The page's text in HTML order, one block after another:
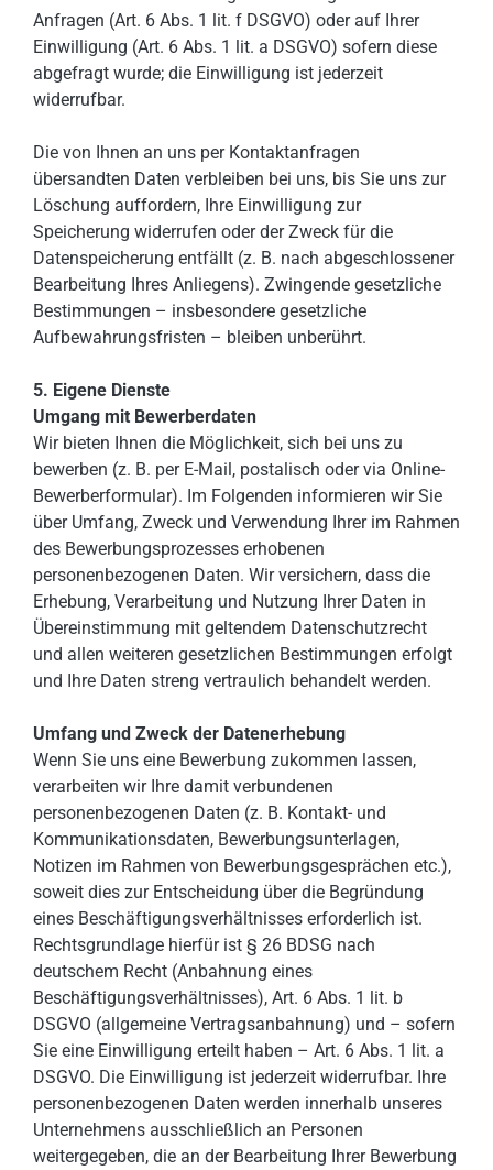
Anfragen (Art. 6 Abs. 1 lit. f DSGVO) oder auf Ihrer
Einwilligung (Art. 6 Abs. 1 lit. a DSGVO) sofern diese
abgefragt wurde; die Einwilligung ist jederzeit
widerrufbar.
Die von Ihnen an uns per Kontaktanfragen
übersandten Daten verbleiben bei uns, bis Sie uns zur
Löschung auffordern, Ihre Einwilligung zur
Speicherung widerrufen oder der Zweck für die
Datenspeicherung entfällt (z. B. nach abgeschlossener
Bearbeitung Ihres Anliegens). Zwingende gesetzliche
Bestimmungen – insbesondere gesetzliche
Aufbewahrungsfristen – bleiben unberührt.
5. Eigene Dienste
Umgang mit Bewerberdaten
Wir bieten Ihnen die Möglichkeit, sich bei uns zu
bewerben (z. B. per E-Mail, postalisch oder via Online-
Bewerberformular). Im Folgenden informieren wir Sie
über Umfang, Zweck und Verwendung Ihrer im Rahmen
des Bewerbungsprozesses erhobenen
personenbezogenen Daten. Wir versichern, dass die
Erhebung, Verarbeitung und Nutzung Ihrer Daten in
Übereinstimmung mit geltendem Datenschutzrecht
und allen weiteren gesetzlichen Bestimmungen erfolgt
und Ihre Daten streng vertraulich behandelt werden.
Umfang und Zweck der Datenerhebung
Wenn Sie uns eine Bewerbung zukommen lassen,
verarbeiten wir Ihre damit verbundenen
personenbezogenen Daten (z. B. Kontakt- und
Kommunikationsdaten, Bewerbungsunterlagen,
Notizen im Rahmen von Bewerbungsgesprächen etc.),
soweit dies zur Entscheidung über die Begründung
eines Beschäftigungsverhältnisses erforderlich ist.
Rechtsgrundlage hierfür ist § 26 BDSG nach
deutschem Recht (Anbahnung eines
Beschäftigungsverhältnisses), Art. 6 Abs. 1 lit. b
DSGVO (allgemeine Vertragsanbahnung) und – sofern
Sie eine Einwilligung erteilt haben – Art. 6 Abs. 1 lit. a
DSGVO. Die Einwilligung ist jederzeit widerrufbar. Ihre
personenbezogenen Daten werden innerhalb unseres
Unternehmens ausschließlich an Personen
weitergegeben, die an der Bearbeitung Ihrer Bewerbung